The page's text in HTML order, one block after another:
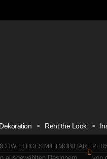
Dekoration Rent the Look
MIETMOBILIAR